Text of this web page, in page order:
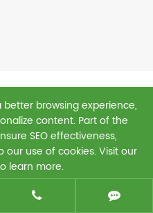
und
GSTARP
browsing experience,
content. Part of the
SEO effectiveness,
our use of cookies. Visit our
learn more.
Accept